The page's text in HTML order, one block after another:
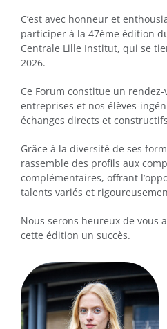
C’est avec honneur et
participer à la 47éme édition
Centrale Lille Institut, qui se
2026.
Ce Forum constitue un
entreprises et nos élèves-
échanges directs et
Grâce à la diversité de ses
rassemble des profils aux
complémentaires, offrant
talents variés et
Nous serons heureux de vous
cette édition un succès.